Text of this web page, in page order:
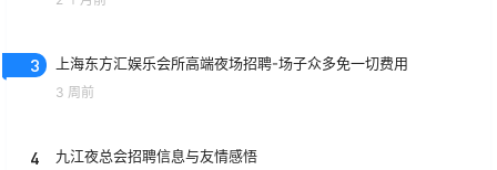
3 上海东方汇娱乐会所高端夜场招聘-场子众多免一切费用
3 周前
4 九江夜总会招聘信息与友情感悟